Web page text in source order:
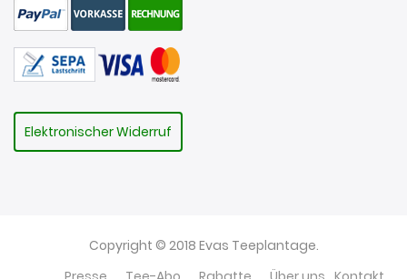
Elektronischer Widerruf
Copyright © 2018 Evas Teeplantage.